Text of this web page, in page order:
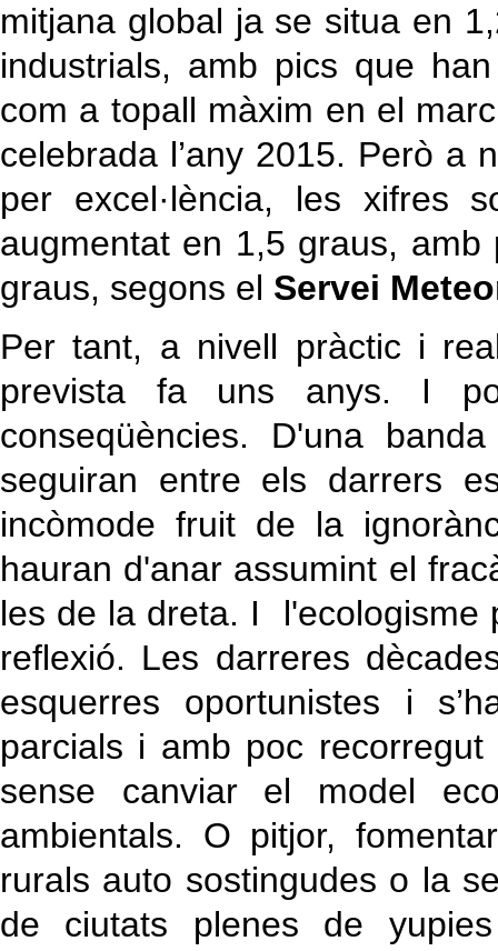
mitjana global ja se situa en
industrials, amb pics que
com a topall màxim en el
celebrada l’any 2015. Però a
per excel·lència, les xifres
augmentat en 1,5 graus, amb
graus, segons el Servei
Per tant, a nivell pràctic i
prevista fa uns anys. I
conseqüències. D'una
seguiran entre els darrers
incòmode fruit de la
hauran d'anar assumint el
les de la dreta. I l'ecologisme
reflexió. Les darreres
esquerres oportunistes i
parcials i amb poc
sense canviar el model
ambientals. O pitjor,
rurals auto sostingudes o la
de ciutats plenes de